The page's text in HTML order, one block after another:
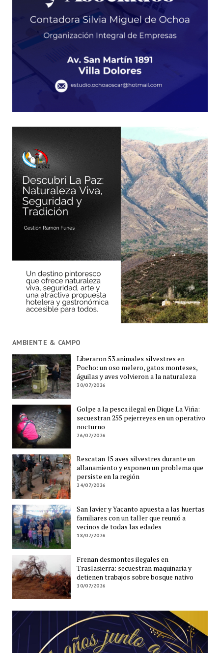
AMBIENTE & CAMPO
Liberaron 53 animales silvestres en
Pocho: un oso melero, gatos monteses,
águilas y aves volvieron a la naturaleza
30/07/2026
Golpe a la pesca ilegal en Dique La Viña:
secuestran 255 pejerreyes en un operativo
nocturno
26/07/2026
Rescatan 15 aves silvestres durante un
allanamiento y exponen un problema que
persiste en la región
24/07/2026
San Javier y Yacanto apuesta a las huertas
familiares con un taller que reunió a
vecinos de todas las edades
18/07/2026
Frenan desmontes ilegales en
Traslasierra: secuestran maquinaria y
detienen trabajos sobre bosque nativo
10/07/2026